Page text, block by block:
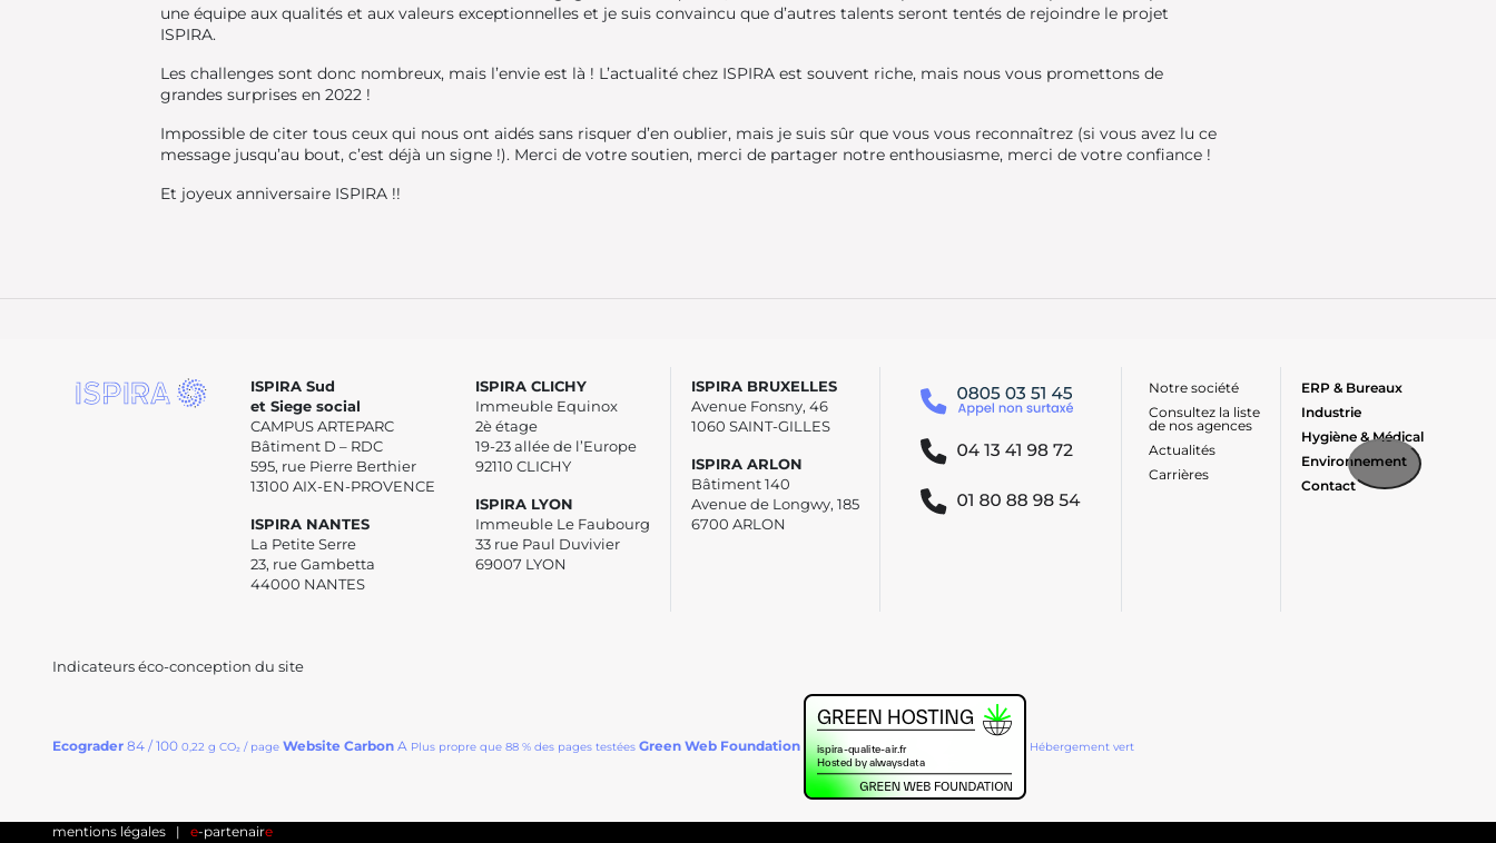
une équipe aux qualités et aux valeurs exceptionnelles et je suis convaincu que d’autres talents seront tentés de rejoindre le projet
ISPIRA.
Les challenges sont donc nombreux, mais l’envie est là ! L’actualité chez ISPIRA est souvent riche, mais nous vous promettons de
grandes surprises en 2022 !
Impossible de citer tous ceux qui nous ont aidés sans risquer d’en oublier, mais je suis sûr que vous vous reconnaîtrez (si vous avez lu ce
message jusqu’au bout, c’est déjà un signe !). Merci de votre soutien, merci de partager notre enthousiasme, merci de votre confiance !
Et joyeux anniversaire ISPIRA !!
ISPIRA Sud
et Siege social
CAMPUS ARTEPARC
Bâtiment D – RDC
595, rue Pierre Berthier
13100 AIX-EN-PROVENCE
ISPIRA NANTES
La Petite Serre
23, rue Gambetta
44000 NANTES
ISPIRA CLICHY
Immeuble Equinox
2è étage
19-23 allée de l’Europe
92110 CLICHY
ISPIRA LYON
Immeuble Le Faubourg
33 rue Paul Duvivier
69007 LYON
ISPIRA BRUXELLES
Avenue Fonsny, 46
1060 SAINT-GILLES
ISPIRA ARLON
Bâtiment 140
Avenue de Longwy, 185
6700 ARLON
Notre société
Consultez la liste
de nos agences
Actualités
Carrières
ERP & Bureaux
Industrie
Hygiène & Médical
Environnement
Contact
Indicateurs éco-conception du site
Ecograder 84 / 100 0,22 g CO₂ / page Website Carbon A Plus propre que 88 % des pages testées Green Web Foundation Hébergement vert
mentions légales | e-partenaire